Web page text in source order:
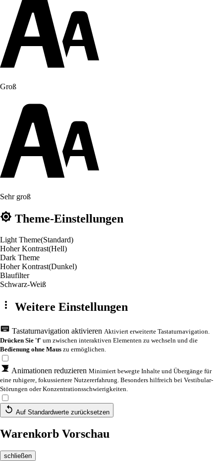
Groß
Sehr groß
Theme-Einstellungen
Light Theme(Standard)
Hoher Kontrast(Hell)
Dark Theme
Hoher Kontrast(Dunkel)
Blaufilter
Schwarz-Weiß
Weitere Einstellungen
Tastaturnavigation aktivieren Aktiviert erweiterte Tastaturnavigation.
Drücken Sie 'f' um zwischen interaktiven Elementen zu wechseln und die
Bedienung ohne Maus zu ermöglichen.
Animationen reduzieren Minimiert bewegte Inhalte und Übergänge für
eine ruhigere, fokussiertere Nutzererfahrung. Besonders hilfreich bei Vestibular-
Störungen oder Konzentrationsschwierigkeiten.
Auf Standardwerte zurücksetzen
Warenkorb Vorschau
schließen